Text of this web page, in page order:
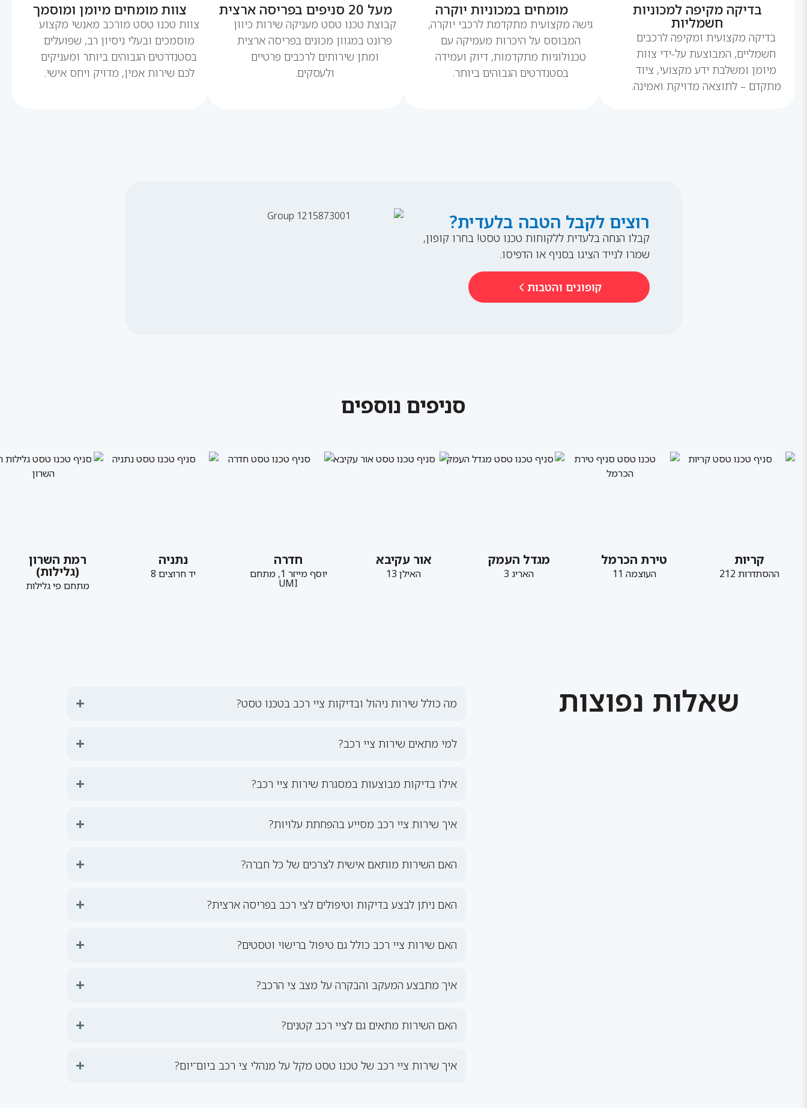
בדיקה מקיפה למכוניות
חשמליות
בדיקה מקצועית ומקיפה לרכבים
חשמליים, המבוצעת על-ידי צוות
מיומן ומשלבת ידע מקצועי, ציוד
מתקדם – לתוצאה מדויקת ואמינה.
מומחים במכוניות יוקרה
גישה מקצועית מתקדמת לרכבי יוקרה,
המבוסס על היכרות מעמיקה עם
טכנולוגיות מתקדמות, דיוק ועמידה
בסטנדרטים הגבוהים ביותר.
מעל 20 סניפים בפריסה ארצית
קבוצת טכנו טסט מעניקה שירות כיוון
פרונט במגוון מכונים בפריסה ארצית
ומתן שירותים לרכבים פרטיים
ולעסקים.
צוות מומחים מיומן ומוסמך
צוות טכנו טסט מורכב מאנשי מקצוע
מוסמכים ובעלי ניסיון רב, שפועלים
בסטנדרטים הגבוהים ביותר ומעניקים
לכם שירות אמין, מדויק ויחס אישי.
רוצים לקבל הטבה בלעדית?
קבלו הנחה בלעדית ללקוחות טכנו טסט! בחרו קופון,
שמרו לנייד הציגו בסניף או הדפיסו.
קופונים והטבות
סניפים נוספים
קריות
ההסתדרות 212
טירת הכרמל
העוצמה 11
מגדל העמק
האריג 3
אור עקיבא
האילן 13
חדרה
יוסף מייזר 1, מתחם
UMI
נתניה
יד חרוצים 8
רמת השרון
(גלילות)
מתחם פי גלילות
שאלות נפוצות מה כולל שירות ניהול ובדיקות ציי רכב בטכנו טסט?
למי מתאים שירות ציי רכב?
אילו בדיקות מבוצעות במסגרת שירות ציי רכב?
איך שירות ציי רכב מסייע בהפחתת עלויות?
האם השירות מותאם אישית לצרכים של כל חברה?
האם ניתן לבצע בדיקות וטיפולים לצי רכב בפריסה ארצית?
האם שירות ציי רכב כולל גם טיפול ברישוי וטסטים?
איך מתבצע המעקב והבקרה על מצב צי הרכב?
האם השירות מתאים גם לציי רכב קטנים?
איך שירות ציי רכב של טכנו טסט מקל על מנהלי צי רכב ביום־יום?